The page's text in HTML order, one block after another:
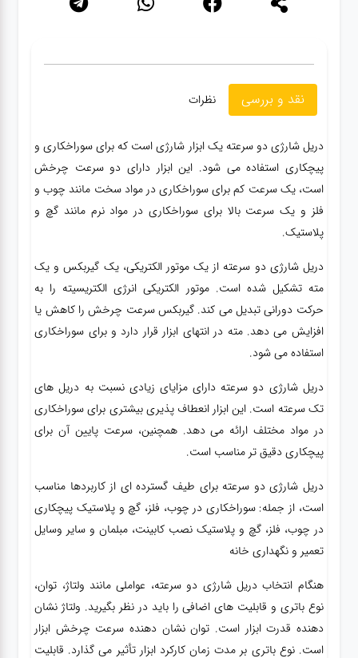
نقد و بررسی نظرات
دریل شارژی دو سرعته یک ابزار شارژی است که برای سوراخکاری و
پیچکاری استفاده می شود. این ابزار دارای دو سرعت چرخش
است، یک سرعت کم برای سوراخکاری در مواد سخت مانند چوب و
فلز و یک سرعت بالا برای سوراخکاری در مواد نرم مانند گچ و
پلاستیک.
دریل شارژی دو سرعته از یک موتور الکتریکی، یک گیربکس و یک
مته تشکیل شده است. موتور الکتریکی انرژی الکتریسیته را به
حرکت دورانی تبدیل می کند. گیربکس سرعت چرخش را کاهش یا
افزایش می دهد. مته در انتهای ابزار قرار دارد و برای سوراخکاری
استفاده می شود.
دریل شارژی دو سرعته دارای مزایای زیادی نسبت به دریل های
تک سرعته است. این ابزار انعطاف پذیری بیشتری برای سوراخکاری
در مواد مختلف ارائه می دهد. همچنین، سرعت پایین آن برای
پیچکاری دقیق تر مناسب است.
دریل شارژی دو سرعته برای طیف گسترده ای از کاربردها مناسب
است، از جمله: سوراخکاری در چوب، فلز، گچ و پلاستیک پیچکاری
در چوب، فلز، گچ و پلاستیک نصب کابینت، مبلمان و سایر وسایل
تعمیر و نگهداری خانه
هنگام انتخاب دریل شارژی دو سرعته، عواملی مانند ولتاژ، توان،
نوع باتری و قابلیت های اضافی را باید در نظر بگیرید. ولتاژ نشان
دهنده قدرت ابزار است. توان نشان دهنده سرعت چرخش ابزار
است. نوع باتری بر مدت زمان کارکرد ابزار تأثیر می گذارد. قابلیت